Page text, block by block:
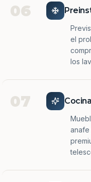
06
el
los
07
anafe